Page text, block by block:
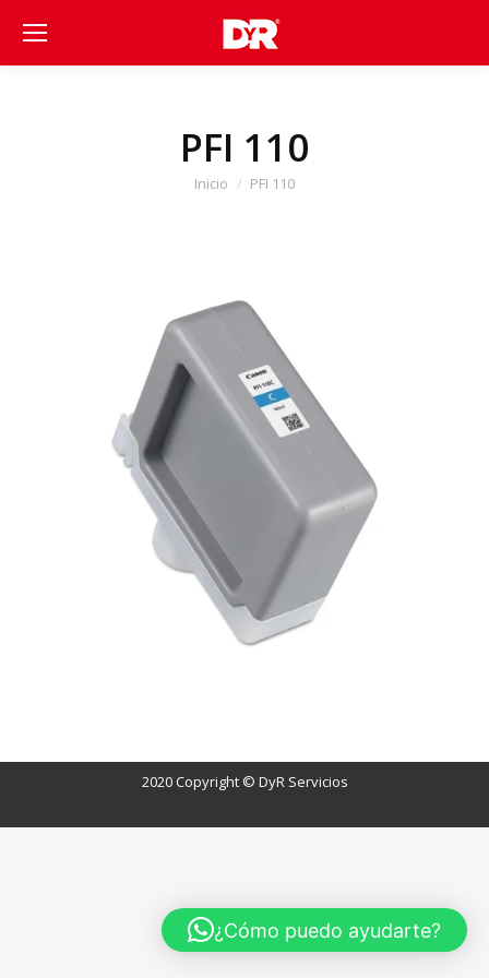
PFI 110
Estás aquí:
Inicio PFI 110
2020 Copyright © DyR Servicios
¿Cómo puedo ayudarte?